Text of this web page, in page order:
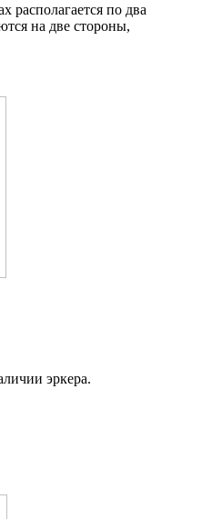
располагается по два
на две стороны,
эркера.